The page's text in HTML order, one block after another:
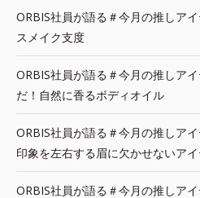
ORBIS社員が語る＃今月の推しア
スメイク支度
ORBIS社員が語る＃今月の推しア
だ！自然に香るボディオイル
ORBIS社員が語る＃今月の推しア
印象を左右する眉に欠かせないア
ORBIS社員が語る＃今月の推しア